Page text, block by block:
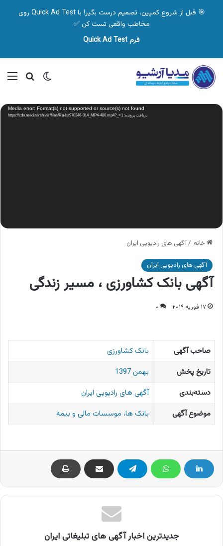
🎯 قبل از شروع کمپین، تصمیم درست بگیر! با Quick Ad Test روی
مخاطب واقعی تست کن ✅
فرم Quick Ad Test
تغییر پوسته
نمایشگر
ویدیو Media error: Format(s) not supported or source(s) not found
دریافت پرونده: https://cdn.mediaarshiv.ir/files/Ra-ba970246-014_MP4-480.mp4?_=1
خانه /آگهی های رادیویی ایران
آگهی های رادیویی ایران
آگهی بانک کشاورزی ، مسیر زندگی
۱۷ فوریه ۲۰۱۹ ۰
صاحب آگهی
بانک کشاورزی
تاریخ پخش
بهمن 1397
دسته‌بندی
آگهی های رادیویی ایران
موضوع آگهی
بانک ها، موسسات مالی و بیمه
جدیدترین اخبار آگهی های تبلیغاتی ایران